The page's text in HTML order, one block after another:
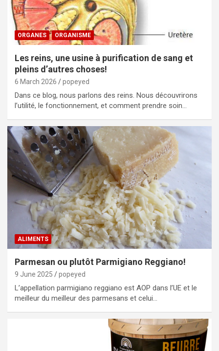
ORGANES ORGANISME
Les reins, une usine à purification de sang et
pleins d’autres choses!
6 March 2026 popeyed
Dans ce blog, nous parlons des reins. Nous découvrirons
l’utilité, le fonctionnement, et comment prendre soin…
ALIMENTS
Parmesan ou plutôt Parmigiano Reggiano!
9 June 2025 popeyed
L’appellation parmigiano reggiano est AOP dans l’UE et le
meilleur du meilleur des parmesans et celui…